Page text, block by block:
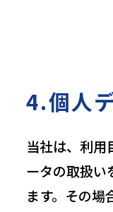
4.個人
当社は、利用
ータの取扱い
ます。その場